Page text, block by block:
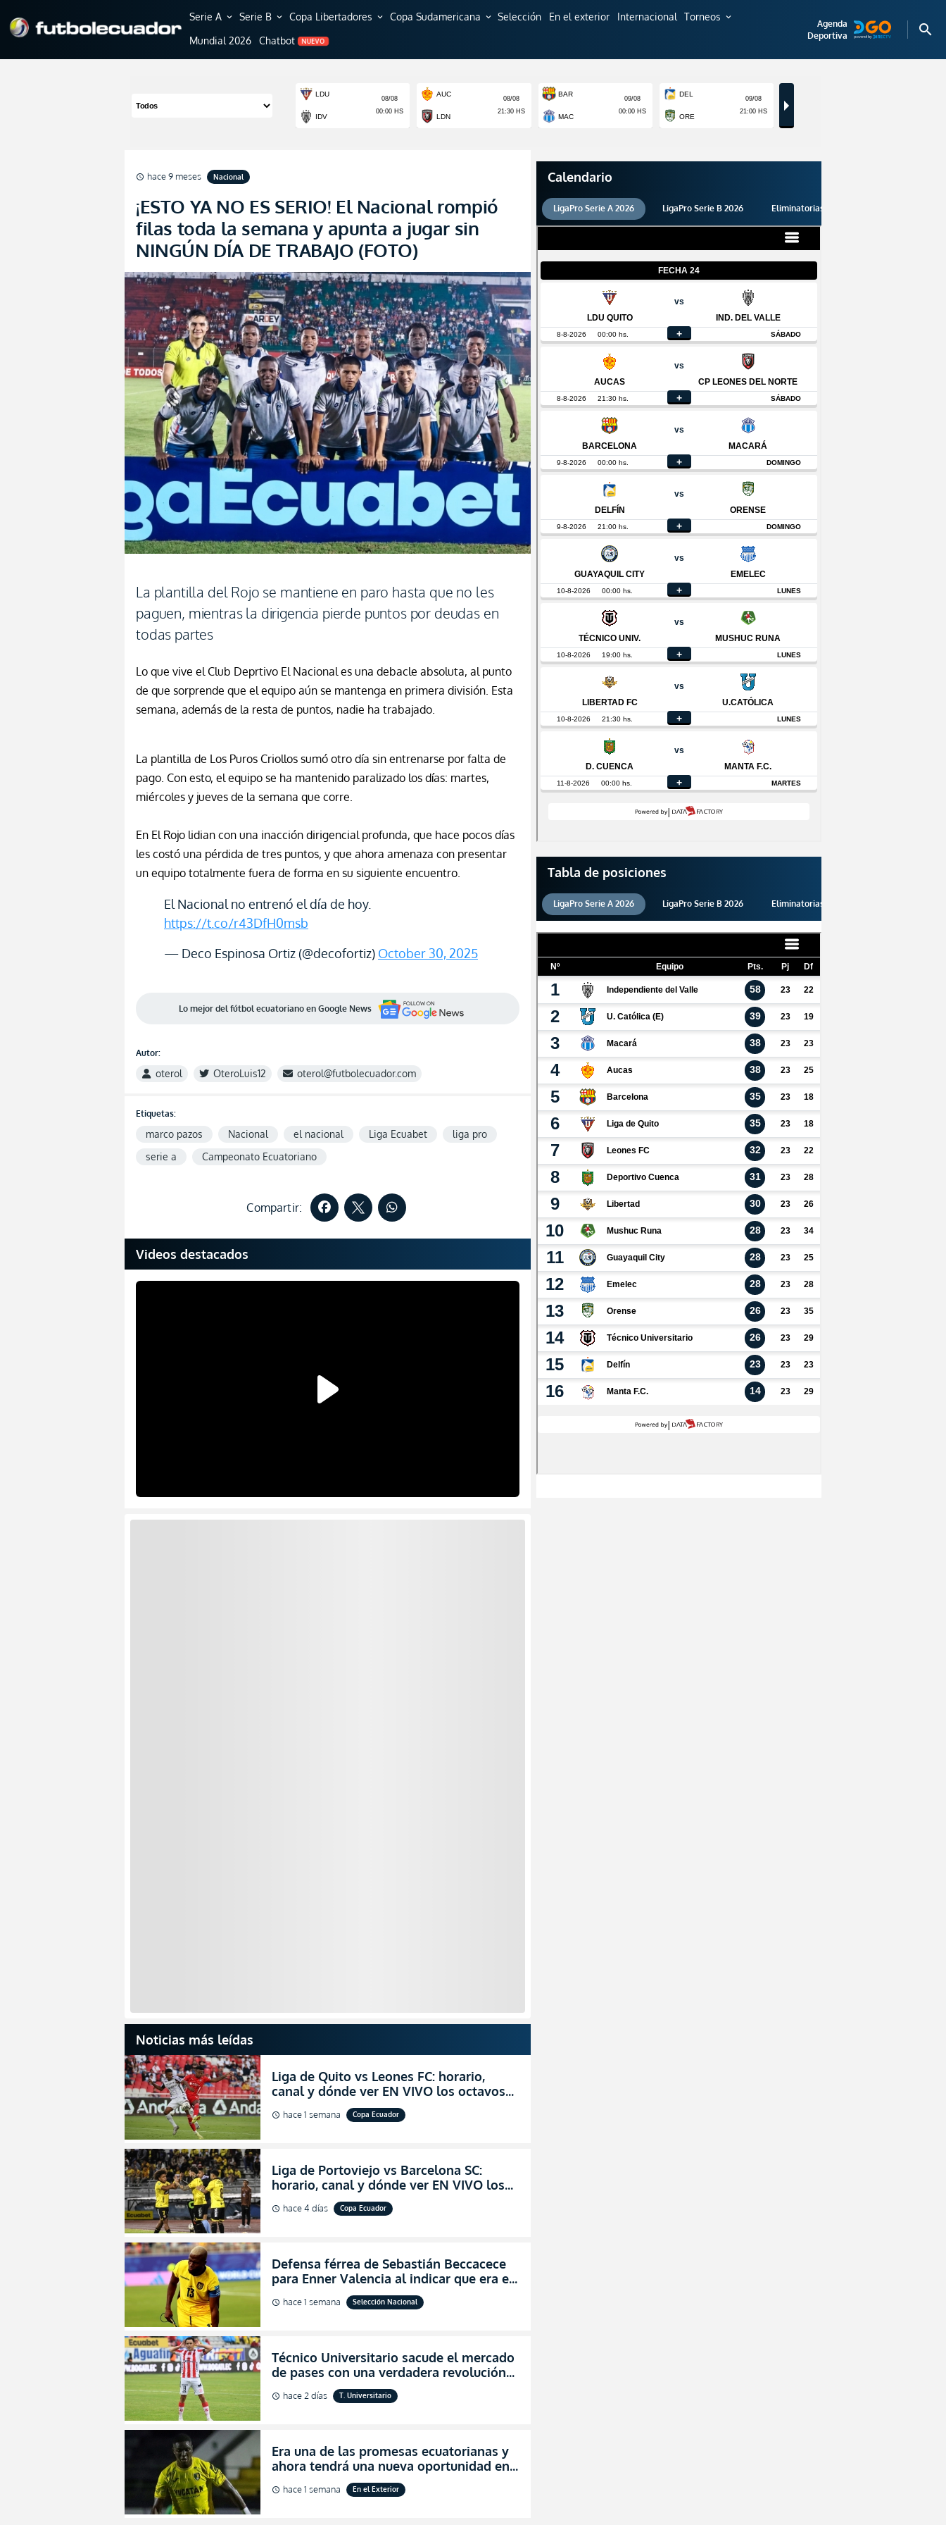
Serie A expand_more Serie B expand_more Copa Libertadores expand_more Copa Sudamericana expand_more Selección En el exterior Internacional Torneos expand_more
Mundial 2026 Chatbot NUEVO
Agenda
Deportiva
search
schedule hace 9 meses Nacional
¡ESTO YA NO ES SERIO! El Nacional rompió
filas toda la semana y apunta a jugar sin
NINGÚN DÍA DE TRABAJO (FOTO)
La plantilla del Rojo se mantiene en paro hasta que no les
paguen, mientras la dirigencia pierde puntos por deudas en
todas partes
Lo que vive el Club Deprtivo El Nacional es una debacle absoluta, al punto
de que sorprende que el equipo aún se mantenga en primera división. Esta
semana, además de la resta de puntos, nadie ha trabajado.
La plantilla de Los Puros Criollos sumó otro día sin entrenarse por falta de
pago. Con esto, el equipo se ha mantenido paralizado los días: martes,
miércoles y jueves de la semana que corre.
En El Rojo lidian con una inacción dirigencial profunda, que hace pocos días
les costó una pérdida de tres puntos, y que ahora amenaza con presentar
un equipo totalmente fuera de forma en su siguiente encuentro.
El Nacional no entrenó el día de hoy.
https://t.co/r43DfH0msb
— Deco Espinosa Ortiz (@decofortiz) October 30, 2025
Lo mejor del fútbol ecuatoriano en Google News
Autor:
oterol OteroLuis12 oterol@futbolecuador.com
Etiquetas:
marco pazos Nacional el nacional Liga Ecuabet
liga pro
serie a
Campeonato Ecuatoriano
Compartir:
Videos destacados
Noticias más leídas
Liga de Quito vs Leones FC: horario,
canal y dónde ver EN VIVO los octavos
de final de la Copa Ecuador 2026
schedule hace 1 semana Copa Ecuador
Liga de Portoviejo vs Barcelona SC:
horario, canal y dónde ver EN VIVO los
octavos de final de la Copa Ecuador 2026
schedule hace 4 días Copa Ecuador
Defensa férrea de Sebastián Beccacece
para Enner Valencia al indicar que era el
hombre indicado para Ecuador
schedule hace 1 semana Selección Nacional
Técnico Universitario sacude el mercado
de pases con una verdadera revolución
para asegurar la permanencia (FOTO)
schedule hace 2 días T. Universitario
Era una de las promesas ecuatorianas y
ahora tendrá una nueva oportunidad en
schedule hace 1 semana En el Exterior
Calendario
LigaPro Serie A 2026 LigaPro Serie B 2026 Eliminatorias 2026
Tabla de posiciones
LigaPro Serie A 2026 LigaPro Serie B 2026 Eliminatorias 2026